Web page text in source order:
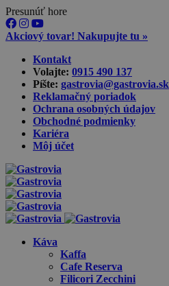
Presunúť hore
Akciový tovar! Nakupujte tu »
content
Kontakt
Volajte: 0915 490 137‬
Píšte: gastrovia@gastrovia.sk‬
Reklamačný poriadok
Ochrana osobných údajov
Obchodné podmienky
Kariéra
Môj účet
Káva
Kaffa
Cafe Reserva
Filicori Zecchini